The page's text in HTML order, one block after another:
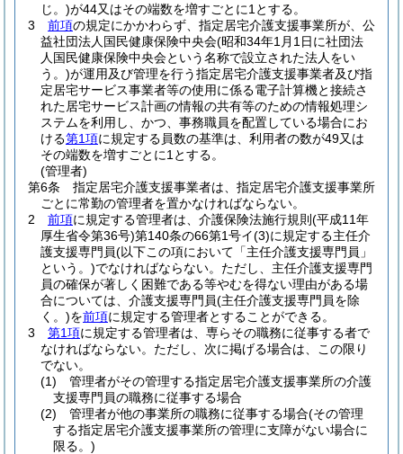
じ。)が44又はその端数を増すごとに1とする。
3
前項の規定にかかわらず、指定居宅介護支援事業所が、公
益社団法人国民健康保険中央会(昭和34年1月1日に社団法
人国民健康保険中央会という名称で設立された法人をい
う。)が運用及び管理を行う指定居宅介護支援事業者及び指
定居宅サービス事業者等の使用に係る電子計算機と接続さ
れた居宅サービス計画の情報の共有等のための情報処理シ
ステムを利用し、かつ、事務職員を配置している場合にお
ける第1項に規定する員数の基準は、利用者の数が49又は
その端数を増すごとに1とする。
(管理者)
第6条
指定居宅介護支援事業者は、指定居宅介護支援事業所
ごとに常勤の管理者を置かなければならない。
2
前項に規定する管理者は、介護保険法施行規則 (平成11年
厚生省令第36号)第140条の66第1号イ(3)に規定する主任介
護支援専門員(以下この項において「主任介護支援専門員」
という。)でなければならない。 ただし、主任介護支援専門
員の確保が著しく困難である等やむを得ない理由がある場
合については、介護支援専門員(主任介護支援専門員を除
く。)を前項に規定する管理者とすることができる。
3
第1項に規定する管理者は、専らその職務に従事する者で
なければならない。 ただし、次に掲げる場合は、この限り
でない。
(1)
管理者がその管理する指定居宅介護支援事業所の介護
支援専門員の職務に従事する場合
(2)
管理者が他の事業所の職務に従事する場合(その管理
する指定居宅介護支援事業所の管理に支障がない場合に
限る。)